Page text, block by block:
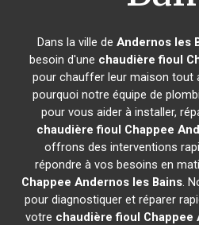
Dans la ville deAndernos les
besoin d'une chaudière fioul
pour chauffer leur maison tout
pourquoi notre équipe de
pour vous aider à installer,
chaudière fioul Chappee
offrons des interventions
répondre à vos besoins en
Chappee Andernos les Bains.
pour diagnostiquer et réparer
votre chaudière fioul Chappee